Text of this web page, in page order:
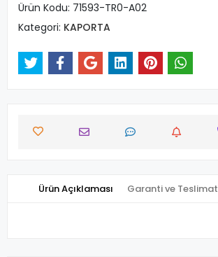
Ürün Kodu: 71593-TR0-A02
Kategori: KAPORTA
Ürün Açıklaması Garanti ve Teslimat